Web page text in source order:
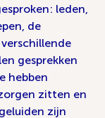
leden,
de
gesprekken
hebben
zitten en
zijn